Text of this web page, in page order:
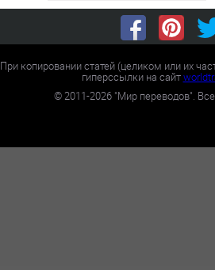
При копировании статей (целиком или их
гиперссылки на сайт
©2011-2026 "Мир переводов".